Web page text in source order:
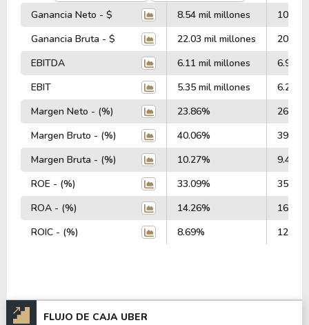
Ganancia Neto - $
8.54 mil millones
10.05
Ganancia Bruta - $
22.03 mil millones
20.68
EBITDA
6.11 mil millones
6.99
EBIT
5.35 mil millones
6.24
Margen Neto - (%)
23.86%
Margen Bruto - (%)
40.06%
Margen Bruta - (%)
10.27%
9.48%
ROE - (%)
33.09%
ROA - (%)
14.26%
ROIC - (%)
8.69%
FLUJO DE CAJA UBER